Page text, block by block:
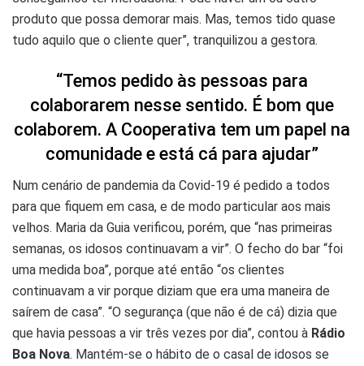
produto que possa demorar mais. Mas, temos tido quase
tudo aquilo que o cliente quer”, tranquilizou a gestora.
“Temos pedido às pessoas para
colaborarem nesse sentido. É bom que
colaborem. A Cooperativa tem um papel na
comunidade e está cá para ajudar”
Num cenário de pandemia da Covid-19 é pedido a todos
para que fiquem em casa, e de modo particular aos mais
velhos. Maria da Guia verificou, porém, que “nas primeiras
semanas, os idosos continuavam a vir”. O fecho do bar “foi
uma medida boa”, porque até então “os clientes
continuavam a vir porque diziam que era uma maneira de
saírem de casa”. “O segurança (que não é de cá) dizia que
que havia pessoas a vir três vezes por dia”, contou à Rádio
Boa Nova. Mantém-se o hábito de o casal de idosos se